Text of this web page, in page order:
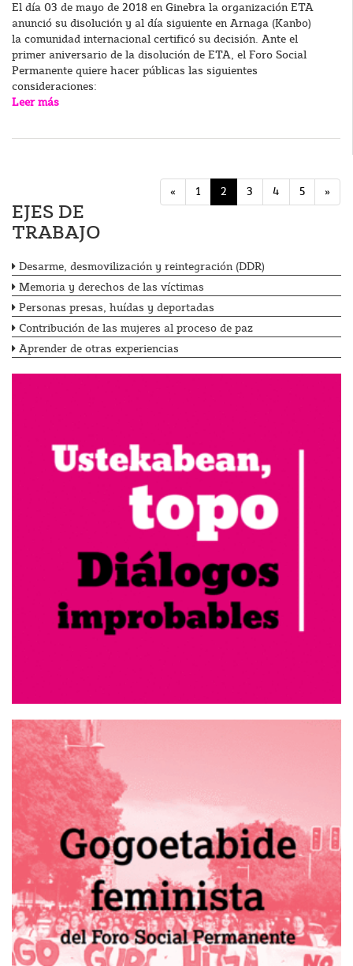
El día 03 de mayo de 2018 en Ginebra la organización ETA
anunció su disolución y al día siguiente en Arnaga (Kanbo)
la comunidad internacional certificó su decisión. Ante el
primer aniversario de la disolución de ETA, el Foro Social
Permanente quiere hacer públicas las siguientes
consideraciones:
Leer más
« 1 2 3 4 5 »
EJES DE
TRABAJO
Desarme, desmovilización y reintegración (DDR)
Memoria y derechos de las víctimas
Personas presas, huídas y deportadas
Contribución de las mujeres al proceso de paz
Aprender de otras experiencias